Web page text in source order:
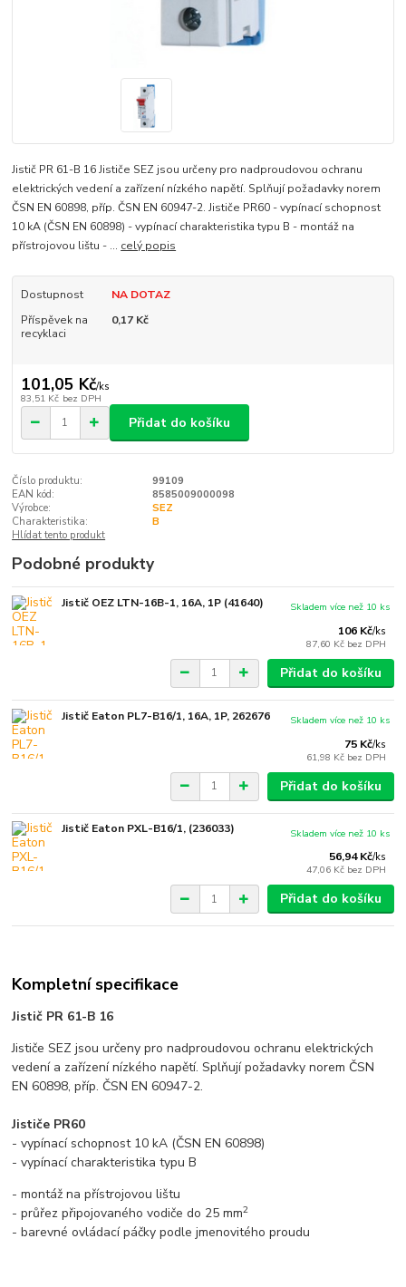
Jistič PR 61-B 16 Jističe SEZ jsou určeny pro nadproudovou ochranu
elektrických vedení a zařízení nízkého napětí. Splňují požadavky norem
ČSN EN 60898, příp. ČSN EN 60947-2. Jističe PR60 - vypínací schopnost
10 kA (ČSN EN 60898) - vypínací charakteristika typu B - montáž na
přístrojovou lištu - ... celý popis
Dostupnost
NA DOTAZ
Příspěvek na
recyklaci
0,17 Kč
101,05 Kč/ks
83,51 Kč bez DPH
Přidat do košíku
Číslo produktu:
99109
EAN kód:
8585009000098
Výrobce:
SEZ
Charakteristika:
B
Hlídat tento produkt
Podobné produkty
Jistič OEZ LTN-16B-1, 16A, 1P (41640)
106 Kč/ks
87,60 Kč bez DPH
Skladem více než 10 ks
Přidat do košíku
Jistič Eaton PL7-B16/1, 16A, 1P, 262676
75 Kč/ks
61,98 Kč bez DPH
Skladem více než 10 ks
Přidat do košíku
Jistič Eaton PXL-B16/1, (236033)
56,94 Kč/ks
47,06 Kč bez DPH
Skladem více než 10 ks
Přidat do košíku
Kompletní specifikace
Jistič PR 61-B 16
Jističe SEZ jsou určeny pro nadproudovou ochranu elektrických
vedení a zařízení nízkého napětí. Splňují požadavky norem ČSN
EN 60898, příp. ČSN EN 60947-2.
Jističe PR60
- vypínací schopnost 10 kA (ČSN EN 60898)
- vypínací charakteristika typu B
- montáž na přístrojovou lištu
- průřez připojovaného vodiče do 25 mm2
- barevné ovládací páčky podle jmenovitého proudu